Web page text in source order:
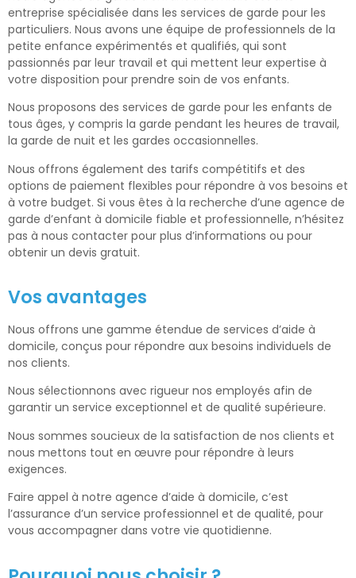
entreprise spécialisée dans les services de garde pour les
particuliers. Nous avons une équipe de professionnels de la
petite enfance expérimentés et qualifiés, qui sont
passionnés par leur travail et qui mettent leur expertise à
votre disposition pour prendre soin de vos enfants.
Nous proposons des services de garde pour les enfants de
tous âges, y compris la garde pendant les heures de travail,
la garde de nuit et les gardes occasionnelles.
Nous offrons également des tarifs compétitifs et des
options de paiement flexibles pour répondre à vos besoins et
à votre budget. Si vous êtes à la recherche d’une agence de
garde d’enfant à domicile fiable et professionnelle, n’hésitez
pas à nous contacter pour plus d’informations ou pour
obtenir un devis gratuit.
Vos avantages
Nous offrons une gamme étendue de services d’aide à
domicile, conçus pour répondre aux besoins individuels de
nos clients.
Nous sélectionnons avec rigueur nos employés afin de
garantir un service exceptionnel et de qualité supérieure.
Nous sommes soucieux de la satisfaction de nos clients et
nous mettons tout en œuvre pour répondre à leurs
exigences.
Faire appel à notre agence d’aide à domicile, c’est
l’assurance d’un service professionnel et de qualité, pour
vous accompagner dans votre vie quotidienne.